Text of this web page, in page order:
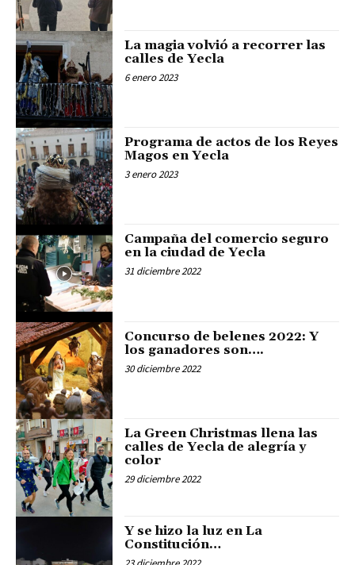
La magia volvió a recorrer las
calles de Yecla
6 enero 2023
Programa de actos de los Reyes
Magos en Yecla
3 enero 2023
Campaña del comercio seguro
en la ciudad de Yecla
31 diciembre 2022
Concurso de belenes 2022: Y
los ganadores son….
30 diciembre 2022
La Green Christmas llena las
calles de Yecla de alegría y
color
29 diciembre 2022
Y se hizo la luz en La
Constitución…